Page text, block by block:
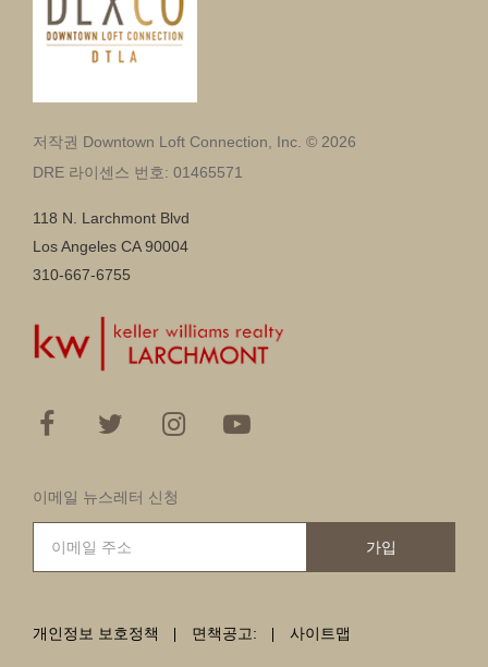
저작권 Downtown Loft Connection, Inc. © 2026
DRE 라이센스 번호: 01465571
118 N. Larchmont Blvd
Los Angeles CA 90004
310-667-6755
이메일 뉴스레터 신청
가입
개인정보 보호정책 면책공고: 사이트맵